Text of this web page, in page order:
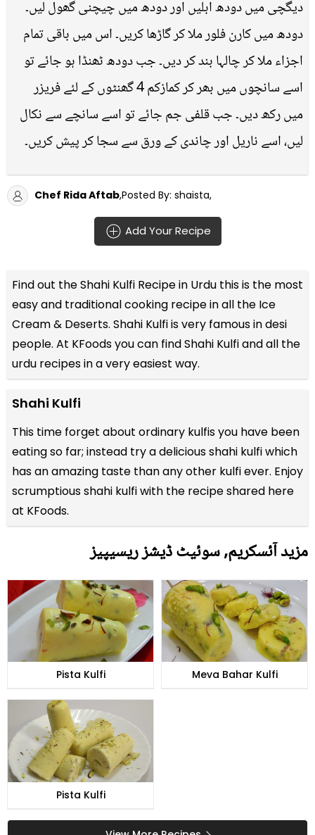
دیگچی میں دودھ ابلیں اور دودھ میں چیچنی گھول لیں۔
دودھ میں کارن فلور ملا کر گاڑھا کریں۔ اس میں باقی تمام
اجزاء ملا کر چالہا بند کر دیں۔ جب دودھ ٹھنڈا ہو جائے تو
اسے سانچوں میں بھر کر کمازکم 4 گھنٹوں کے لئے فریزر
میں رکھ دیں۔ جب قلفی جم جائے تو اسے سانچے سے نکال
لیں، اسے ناریل اور چاندی کے ورق سے سجا کر پیش کریں۔
Chef Rida Aftab,Posted By: shaista,
Add Your Recipe
Find out theShahi Kulfi Recipe in Urdu this is the most
easy and traditional cooking recipe in all the Ice
Cream & Deserts. Shahi Kulfi is very famous in desi
people. At KFoods you can find Shahi Kulfi and all the
urdu recipesin a very easiest way.
Shahi Kulfi
This time forget about ordinary kulfis you have been
eating so far; instead try a delicious shahi kulfi which
has an amazing taste than any other kulfi ever. Enjoy
scrumptious shahi kulfi with the recipe shared here
at KFoods.
مزید آئسکریم, سوئیٹ ڈیشز ریسیپیز
Pista Kulfi Meva Bahar Kulfi
Pista Kulfi